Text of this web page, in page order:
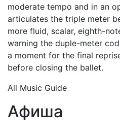
moderate tempo and in an
articulates the triple meter
more fluid, scalar, eighth-
warning the duple-meter
a moment for the final
before closing the ballet.
All Music Guide
Афиша